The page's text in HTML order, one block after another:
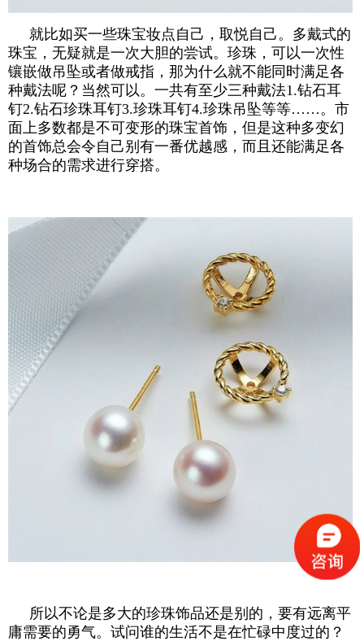
就比如买一些珠宝妆点自己，取悦自己。多戴式的
珠宝，无疑就是一次大胆的尝试。珍珠，可以一次性
镶嵌做吊坠或者做戒指，那为什么就不能同时满足各
种戴法呢？当然可以。一共有至少三种戴法1.钻石耳
钉2.钻石珍珠耳钉3.珍珠耳钉4.珍珠吊坠等等……。市
面上多数都是不可变形的珠宝首饰，但是这种多变幻
的首饰总会令自己别有一番优越感，而且还能满足各
种场合的需求进行穿搭。
所以不论是多大的珍珠饰品还是别的，要有远离平
庸需要的勇气。试问谁的生活不是在忙碌中度过的？